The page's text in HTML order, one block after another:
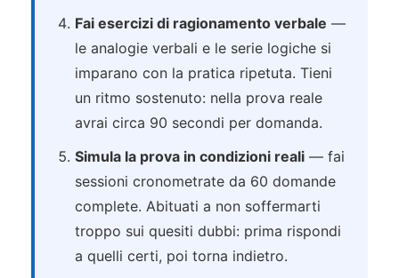
Fai esercizi di ragionamento verbale —
le analogie verbali e le serie logiche si
imparano con la pratica ripetuta. Tieni
un ritmo sostenuto: nella prova reale
avrai circa 90 secondi per domanda.
Simula la prova in condizioni reali — fai
sessioni cronometrate da 60 domande
complete. Abituati a non soffermarti
troppo sui quesiti dubbi: prima rispondi
a quelli certi, poi torna indietro.